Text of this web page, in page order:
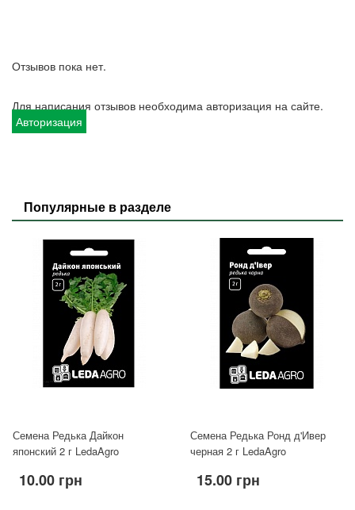
Отзывов пока нет.
Для написания отзывов необходима авторизация на сайте.
Авторизация
Популярные в разделе
Семена Редька Дайкон
японский 2 г LedaAgro
10.00 грн
Семена Редька Ронд д'Ивер
черная 2 г LedaAgro
15.00 грн